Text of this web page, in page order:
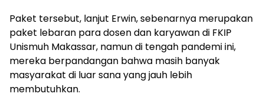
Paket tersebut, lanjut Erwin, sebenarnya merupakan
paket lebaran para dosen dan karyawan di FKIP
Unismuh Makassar, namun di tengah pandemi ini,
mereka berpandangan bahwa masih banyak
masyarakat di luar sana yang jauh lebih
membutuhkan.